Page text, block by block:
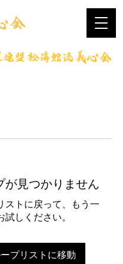
が見つかりません
ストに戻って、もう一
試しください。
プリストに移動